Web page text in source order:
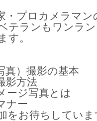
・プロカメラマン
テランもワンラ
す。
真）撮影の基本
影方法
ージ写真とは
ナー
をお待ちしていま